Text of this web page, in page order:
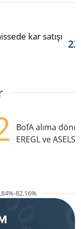
kar satışı
BofA alıma
EREGL ve ASELS
82.16%